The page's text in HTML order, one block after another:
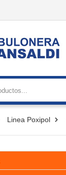
Linea Poxipol